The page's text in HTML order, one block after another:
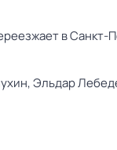
в
Эльдар